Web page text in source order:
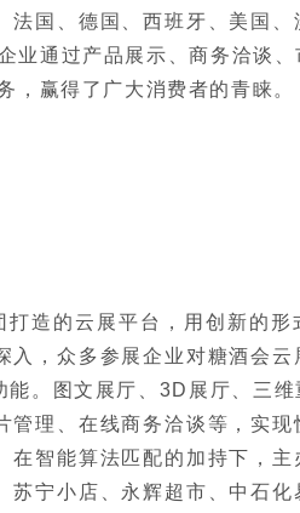
国、德国、西班牙、美国、
业通过产品展示、商务洽谈
，赢得了广大消费者的青睐。
造的云展平台，用创新的形
，众多参展企业对糖酒会云
。图文展厅、3D展厅、三
理、在线商务洽谈等，实现
智能算法匹配的加持下，主
宁小店、永辉超市、中石化